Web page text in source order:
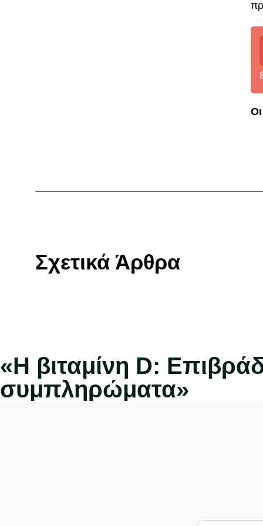
Σχετικά Άρθρα
«Η βιταμίνη D:
συμπληρώματα»